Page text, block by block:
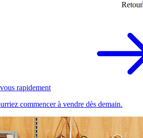
Retour
rapidement
commencer à vendre dès demain.